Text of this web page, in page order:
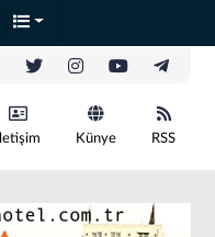
İletişim Künye RSS